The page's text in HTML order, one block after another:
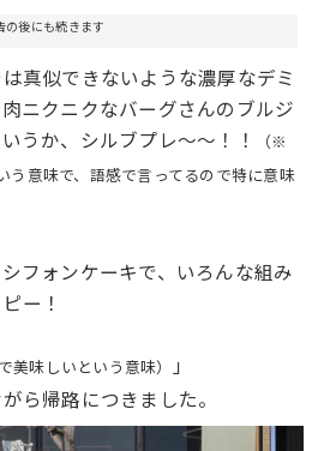
の後にも続きます
真似できないような濃厚なデミ
ニクニクなバーグさんのブルジ
うか、シルブプレ〜〜！！
（※
う意味で、語感で言ってるので特に意味
フォンケーキで、いろんな組み
ー！
美味しいという意味）
」
ら帰路につきました。